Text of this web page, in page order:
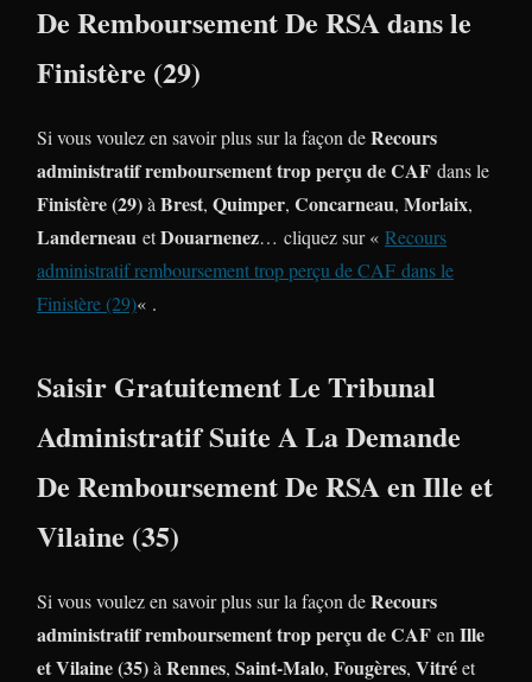
De Remboursement De RSA dans le
Finistère (29)
Si vous voulez en savoir plus sur la façon deRecours
administratif remboursement trop perçu de CAF dans le
Finistère (29)à Brest, Quimper, Concarneau, Morlaix,
Landerneau etDouarnenez… cliquez sur « Recours
administratif remboursement trop perçu de CAF dans le
Finistère (29)« .
Saisir Gratuitement Le Tribunal
Administratif Suite A La Demande
De Remboursement De RSA en Ille et
Vilaine (35)
Si vous voulez en savoir plus sur la façon deRecours
administratif remboursement trop perçu de CAF en Ille
et Vilaine (35)à Rennes, Saint-Malo, Fougères, Vitréet